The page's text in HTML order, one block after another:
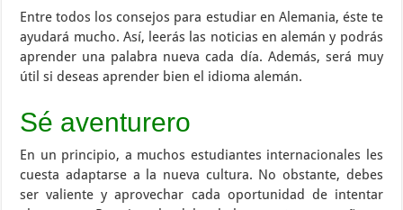
Entre todos los consejos para estudiar en Alemania, éste te
ayudará mucho. Así, leerás las noticias en alemán y podrás
aprender una palabra nueva cada día. Además, será muy
útil si deseas aprender bien el idioma alemán.
Sé aventurero
En un principio, a muchos estudiantes internacionales les
cuesta adaptarse a la nueva cultura. No obstante, debes
ser valiente y aprovechar cada oportunidad de intentar